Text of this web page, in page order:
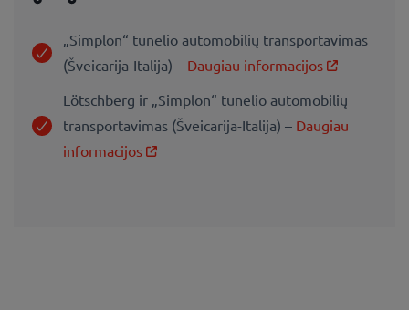
„Simplon“ tunelio automobilių transportavimas
(Šveicarija-Italija) – Daugiau informacijos
Lötschberg ir „Simplon“ tunelio automobilių
transportavimas (Šveicarija-Italija) – Daugiau
informacijos